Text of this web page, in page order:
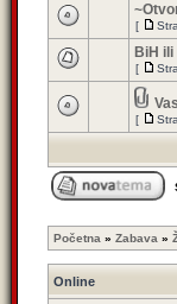
[
BiH
[
[
Početna » Zabava »
Online